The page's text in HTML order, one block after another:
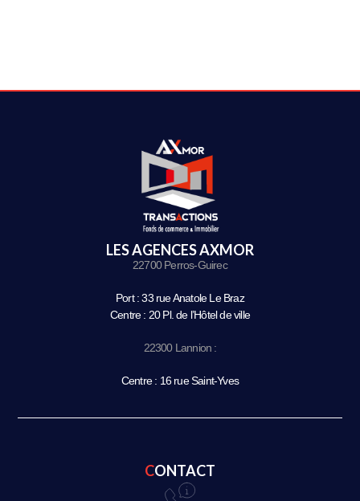
LES AGENCES AXMOR
22700 Perros-Guirec
Port : 33 rue Anatole Le Braz
Centre : 20 Pl. de l’Hôtel de ville
22300 Lannion :
Centre : 16 rue Saint-Yves
CONTACT